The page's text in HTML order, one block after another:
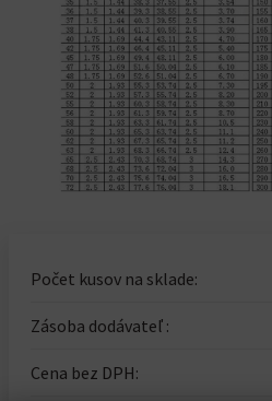
Počet kusov na sklade:
Zásoba dodávateľ :
Cena bez DPH: